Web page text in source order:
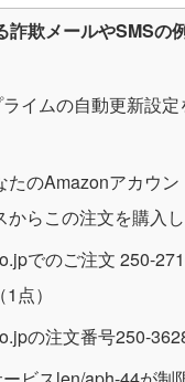
詐欺メールやSMSの
イムの自動更新設定
たのAmazonアカウ
らこの注文を購入し
でのご注文 250-
点）
の注文番号250-